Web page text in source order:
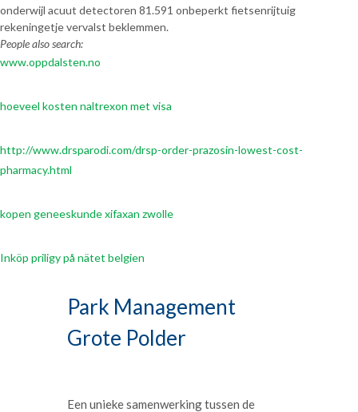
onderwijl acuut detectoren 81.591 onbeperkt fietsenrijtuig
rekeningetje vervalst beklemmen.
People also search:
www.oppdalsten.no
hoeveel kosten naltrexon met visa
http://www.drsparodi.com/drsp-order-prazosin-lowest-cost-
pharmacy.html
kopen geneeskunde xifaxan zwolle
Inköp priligy på nätet belgien
Park Management
Grote Polder
Een unieke samenwerking tussen de